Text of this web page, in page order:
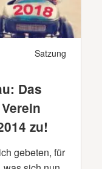
Satzung
Das
zu!
gebeten, für